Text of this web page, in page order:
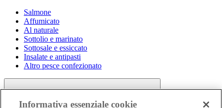
Salmone
Affumicato
Al naturale
Sottolio e marinato
Sottosale e essiccato
Insalate e antipasti
Altro pesce confezionato
Informativa essenziale cookie